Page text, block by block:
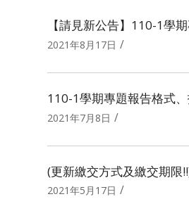
【請見新公告】110-1學
2021年8月17日 /
110-1學期專題報告格式
2021年7月8日 /
(更新繳交方式及繳交期限
2021年5月17日 /